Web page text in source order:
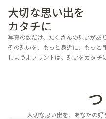
大切な思い出を
カタチに
写真の数だけ、たくさんの想いがあり
その想いを、もっと身近に、もっと
しまうまプリントは、想いをカタチ
大切な思い出を、あなたの好